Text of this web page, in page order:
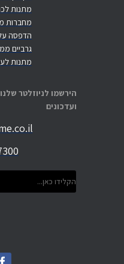
מתנות
מחברות
הדפסה
גרביים
מתנות
הירשמו לניוזלטר
ועדכונים